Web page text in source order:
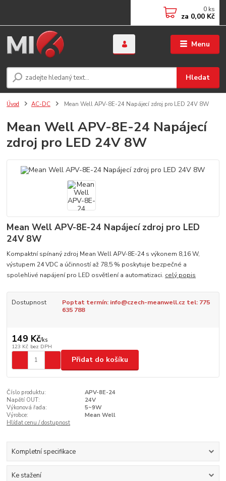
Menu
Hledat
0 ks
za 0,00 Kč
Úvod AC-DC Mean Well APV-8E-24 Napájecí zdroj pro LED 24V 8W
Mean Well APV-8E-24 Napájecí
zdroj pro LED 24V 8W
Mean Well APV-8E-24 Napájecí zdroj pro LED
24V 8W
Kompaktní spínaný zdroj Mean Well APV-8E-24 s výkonem 8,16 W,
výstupem 24 VDC a účinností až 78,5 % poskytuje bezpečné a
spolehlivé napájení pro LED osvětlení a automatizaci. celý popis
Dostupnost
Poptat termín: info@czech-meanwell.cz tel: 775
635 788
149 Kč/ks
123 Kč bez DPH
Přidat do košíku
Číslo produktu:
APV-8E-24
Napětí OUT:
24V
Výkonová řada:
5~9W
Výrobce:
Mean Well
Hlídat cenu / dostupnost
Kompletní specifikace
Ke stažení